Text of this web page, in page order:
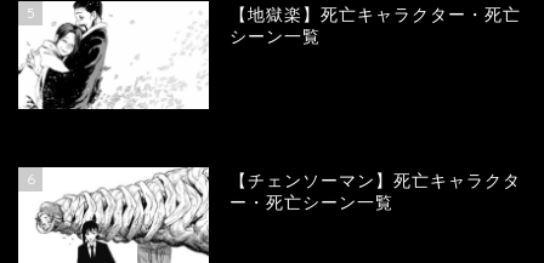
5
【地獄楽】死亡キャラクター・死亡
シーン一覧
6
【チェンソーマン】死亡キャラクタ
ー・死亡シーン一覧